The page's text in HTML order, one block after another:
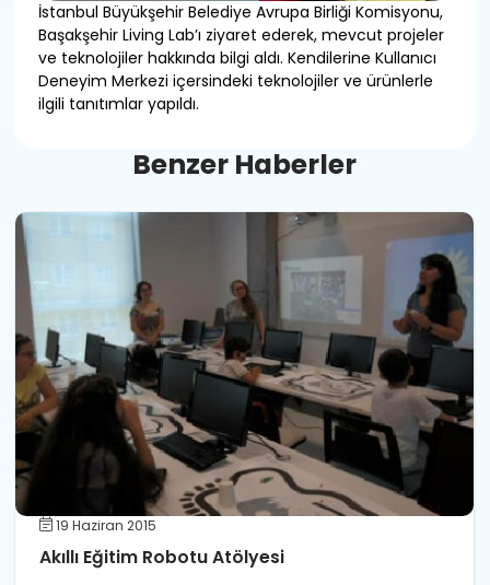
İstanbul Büyükşehir Belediye Avrupa Birliği Komisyonu,
Başakşehir Living Lab’ı ziyaret ederek, mevcut projeler
ve teknolojiler hakkında bilgi aldı. Kendilerine Kullanıcı
Deneyim Merkezi içersindeki teknolojiler ve ürünlerle
ilgili tanıtımlar yapıldı.
Benzer Haberler
19 Haziran 2015
Akıllı Eğitim Robotu Atölyesi